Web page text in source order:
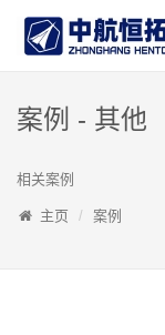
案例 - 其他
相关案例
主页 案例